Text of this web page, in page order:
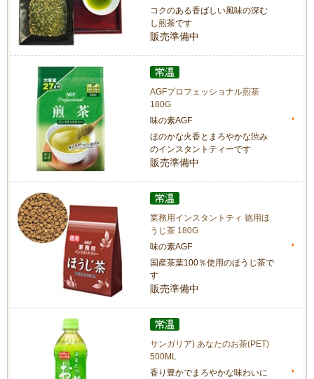
コクのある香ばしい風味の深む
し煎茶です
販売準備中
AGFプロフェッショナル煎茶
180G
味の素AGF
ほのかな火香とまろやかな渋み
のインスタントティーです
販売準備中
業務用インスタントティ 徳用ほ
うじ茶 180G
味の素AGF
国産茶葉100％使用のほうじ茶で
す
販売準備中
サンガリア) あなたのお茶(PET)
500ML
香り豊かでまろやかな味わいに